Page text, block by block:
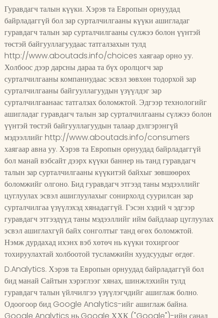
Гуравдагч талын күүки. Хэрэв та Европын орнуудад
байрладаггүй бол зар сурталчилгааны күүки ашигладаг
гуравдагч талын зар сурталчилгааны сүлжээ болон үүнтэй
төстэй байгууллагуудаас татгалзахын тулд
http://www.aboutads.info/choices хаягаар орно уу.
Холбоос дээр дарсны дараа та бүх оролцогч зар
сурталчилгааны компаниудаас эсвэл зөвхөн тодорхой зар
сурталчилгааны байгууллагуудын үзүүлдэг зар
сурталчилгаанаас татгалзах боломжтой. Эдгээр технологийг
ашигладаг гуравдагч талын зар сурталчилгааны сүлжээ болон
үүнтэй төстэй байгууллагуудын талаар дэлгэрэнгүй
мэдээллийг http://www.aboutads.info/consumers
хаягаар авна уу. Хэрэв та Европын орнуудад байрладаггүй
бол манай вэбсайт дээрх күүки баннер нь танд гуравдагч
талын зар сурталчилгааны күүкитэй байхыг зөвшөөрөх
боломжийг олгоно. Бид гуравдагч этгээд таны мэдээллийг
цуглуулах эсвэл ашиглуулахыг сонирхолд суурилсан зар
сурталчилгаа үзүүлэхэд хянадаггүй. Гэсэн хэдий ч эдгээр
гуравдагч этгээдүүд таны мэдээллийг ийм байдлаар цуглуулах
эсвэл ашиглахгүй байх сонголтыг танд өгөх боломжтой.
Нэмж дурдахад ихэнх вэб хөтөч нь күүки тохиргоог
тохируулахтай холбоотой тусламжийн хуудсуудыг өгдөг.
D.Analytics. Хэрэв та Европын орнуудад байрладаггүй бол
бид манай Сайтын хэрэглээг хянах, шинжлэхийн тулд
гуравдагч талын үйлчилгээ үзүүлэгчдийг ашиглаж болно.
Одоогоор бид Google Analytics-ийг ашиглаж байна.